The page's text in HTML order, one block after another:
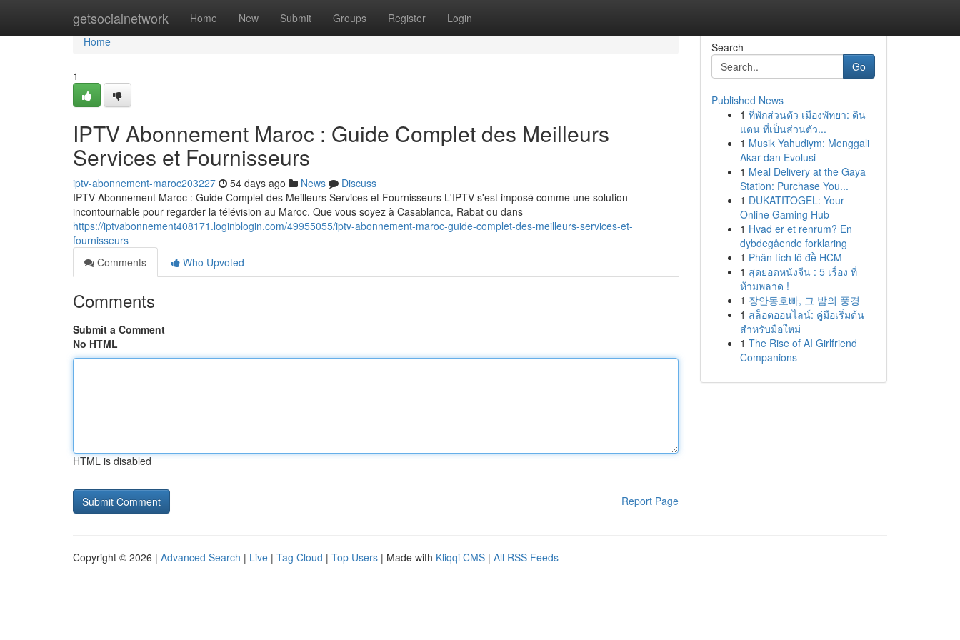
getsocialnetwork Home New Submit Groups Register Login
Home
Home
1
IPTV Abonnement Maroc : Guide Complet des Meilleurs
Services et Fournisseurs
iptv-abonnement-maroc203227 54 days ago News
Discuss
IPTV Abonnement Maroc : Guide Complet des Meilleurs Services et Fournisseurs L'IPTV s'est imposé comme une solution
incontournable pour regarder la télévision au Maroc. Que vous soyez à Casablanca, Rabat ou dans
https://iptvabonnement408171.loginblogin.com/49955055/iptv-abonnement-maroc-guide-complet-des-meilleurs-services-et-
fournisseurs
Comments
Who Upvoted
Comments
Submit a Comment
No HTML
HTML is disabled
Report Page
Search
Go
Published News
1 ที่พักส่วนตัว เมืองพัทยา: ดิน
แดน ที่เป็นส่วนตัว...
1 Musik Yahudiym: Menggali
Akar dan Evolusi
1 Meal Delivery at the Gaya
Station: Purchase You...
1 DUKATITOGEL: Your
Online Gaming Hub
1 Hvad er et renrum? En
dybdegående forklaring
1 Phân tích lô đề HCM
1 สุดยอดหนังจีน : 5 เรื่อง ที่
ห้ามพลาด !
1 장안동호빠, 그 밤의 풍경
1 สล็อตออนไลน์: คู่มือเริ่มต้น
สำหรับมือใหม่
1 The Rise of AI Girlfriend
Companions
Copyright © 2026 | Advanced Search | Live | Tag Cloud | Top Users | Made with Kliqqi CMS | All RSS Feeds